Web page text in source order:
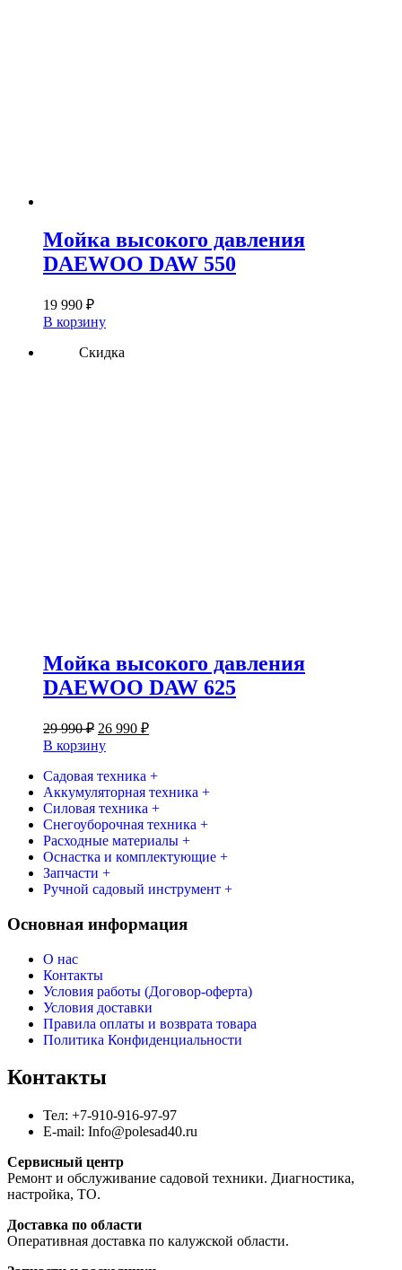
Мойка высокого давления
DAEWOO DAW 550
19 990 ₽
В корзину
Скидка
Мойка высокого давления
DAEWOO DAW 625
29 990₽ Первоначальная
цена
составляла
29
990 ₽.
26 990 ₽Текущая
990 ₽.
В корзину
Садовая техника +
Аккумуляторная техника +
Силовая техника +
Снегоуборочная техника +
Расходные материалы +
Оснастка и комплектующие +
Запчасти +
Ручной садовый инструмент +
Основная информация
О нас
Контакты
Условия работы (Договор-оферта)
Условия доставки
Правила оплаты и возврата товара
Политика Конфиденциальности
Контакты
Тел: +7-910-916-97-97
E-mail: Info@polesad40.ru
Сервисный центр
Ремонт и обслуживание садовой техники. Диагностика,
настройка, ТО.
Доставка по области
Оперативная доставка по калужской области.